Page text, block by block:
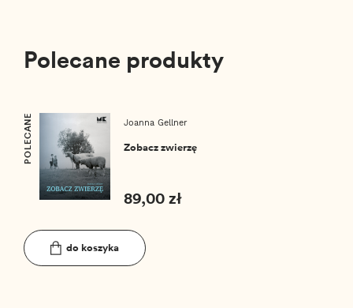
Polecane produkty
POLECANE Joanna Gellner
Zobacz zwierzę
89,00 zł
do koszyka